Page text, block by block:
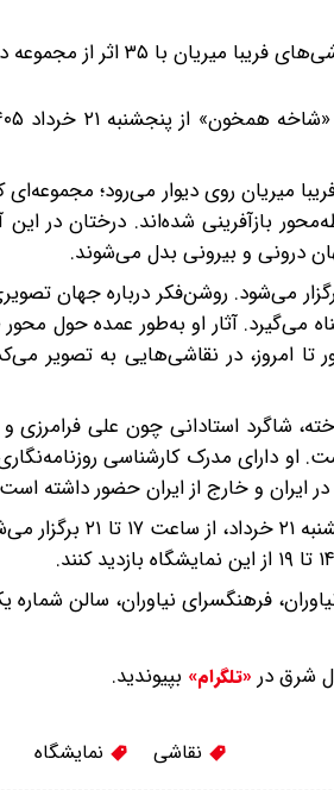
مجموعه درختان فریبا میریان روی دیوار
بازآفرینی شده‌اند. درختان در این
درونی و بیرونی بدل می‌شوند.
می‌شود. روشن‌فکر درباره جهان
می‌گیرد. آثار او به‌طور عمده حول
تا امروز، در نقاشی‌هایی به تصویر
شاگرد استادانی چون علی فرامرزی
دارای مدرک کارشناسی
فرهنگسرای نیاوران، سالن شماره یک تلفن
شرق در «تلگرام» بپیوندید.
نقاشی نمایشگاه